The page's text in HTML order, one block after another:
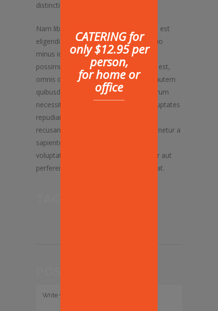
distinctio.
Nam libero tempore, cum soluta nobis est
eligendi optio, cumque nihil impedit, quo
minus id, quod maxime placeat, facere
possimus, omnis voluptas assumenda est,
omnis dolor repellendus. Temporibus autem
quibusdam et aut officiis debitis aut rerum
necessitatibus saepe eveniet, ut et voluptates
repudiandae sint et molestiae non
recusandae. Itaque earum rerum hic tenetur a
sapiente delectus, ut aut reiciendis
voluptatibus maiores alias consequatur aut
perferendis doloribus asperiores repellat.
CATERING for
only $12.95 per
person,
for home or
office
----------------